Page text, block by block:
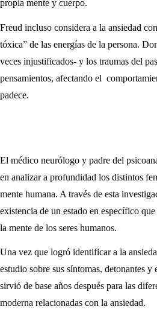
propia mente y cuerpo.
Freud incluso considera a la ansiedad
tóxica” de las energías de la persona.
veces injustificados- y los traumas del
pensamientos, afectando el
padece.
El médico neurólogo y padre del
en analizar a profundidad los distintos
mente humana. A través de esta
existencia de un estado en específico
la mente de los seres humanos.
Una vez que logró identificar a la
estudio sobre sus síntomas, detonantes
sirvió de base años después para las
moderna relacionadas con la ansiedad.